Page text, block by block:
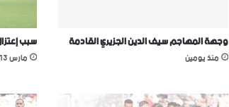
وجهة المهاجم سيف الدين الجزيري القادمة
منذ يومين
سبب
مارس 13, 2026